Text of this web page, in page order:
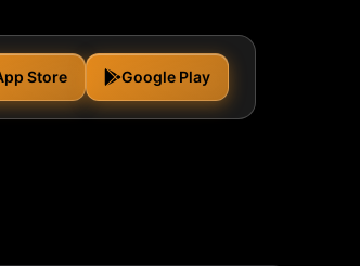
Store Google Play